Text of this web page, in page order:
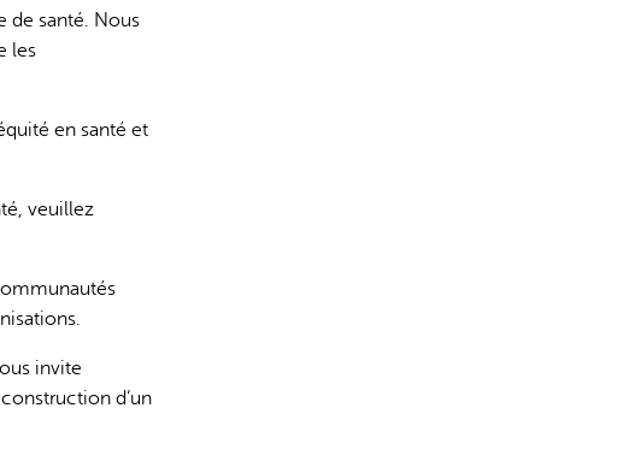
de santé. Nous
les
en santé et
veuillez
invite
d’un